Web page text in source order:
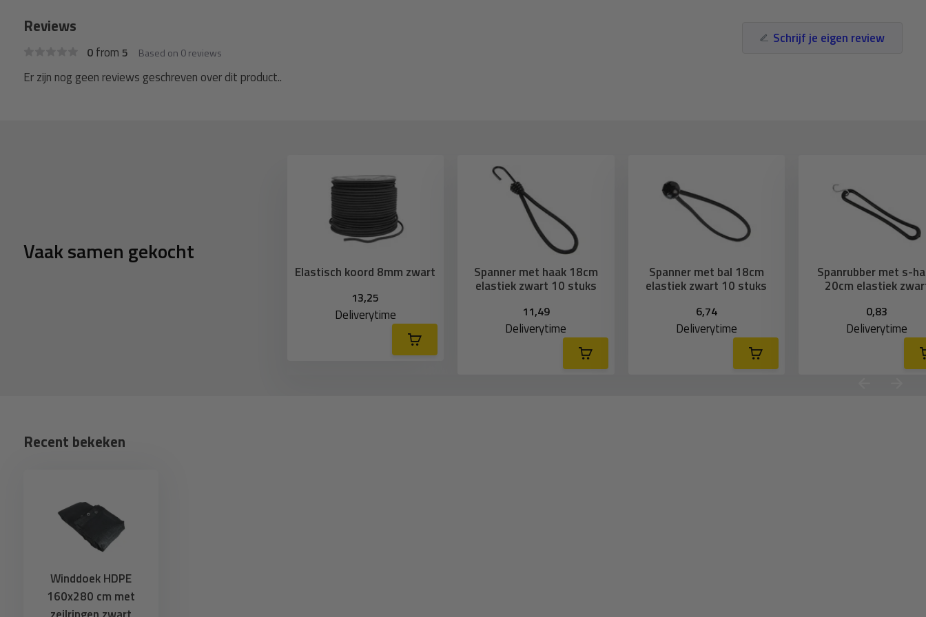
Reviews
0from 5 Based on 0 reviews
Schrijf je eigen review
Er zijn nog geen reviews geschreven over dit product..
Vaak samen gekocht
Elastisch koord 8mm zwart
13,25
Deliverytime
Spanner met haak 18cm
elastiek zwart 10 stuks
11,49
Deliverytime
Spanner met bal 18cm
elastiek zwart 10 stuks
6,74
Deliverytime
Spanrubber met s-
20cm elastiek
0,83
Deliverytime
Recent bekeken
Winddoek HDPE
160x280 cm met